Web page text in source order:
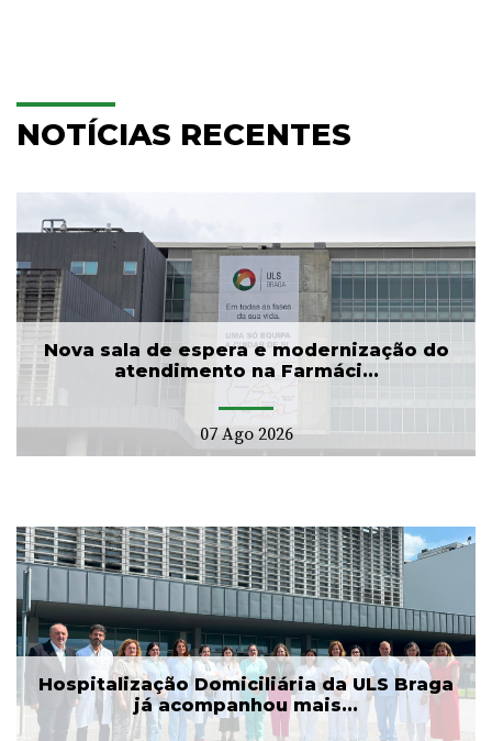
NOTÍCIAS RECENTES
Nova sala de espera e modernização do
atendimento na Farmáci...
07 Ago 2026
Hospitalização Domiciliária da ULS Braga
já acompanhou mais...